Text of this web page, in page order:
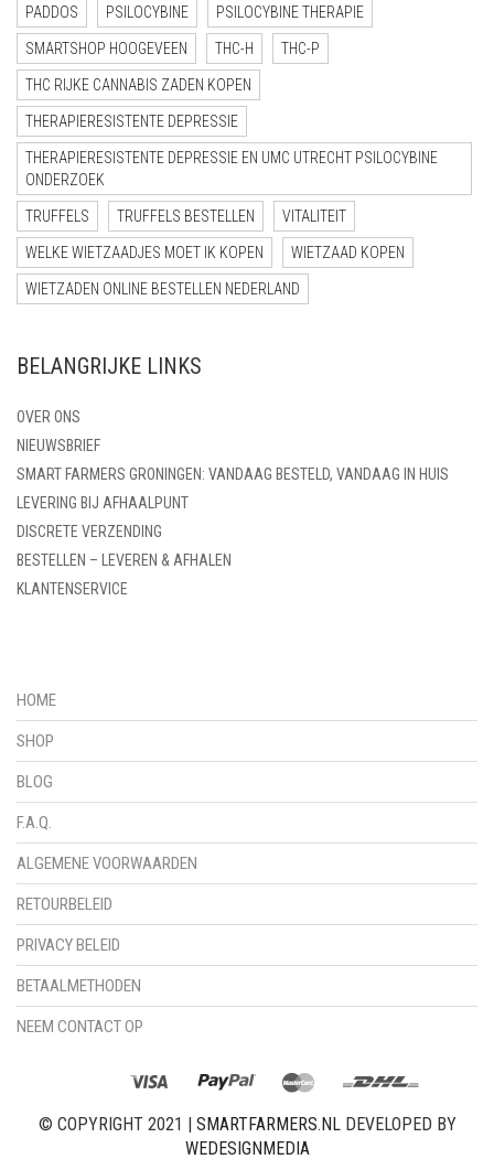
PADDOS PSILOCYBINE PSILOCYBINE THERAPIE
SMARTSHOP HOOGEVEEN THC-H THC-P
THC RIJKE CANNABIS ZADEN KOPEN
THERAPIERESISTENTE DEPRESSIE
THERAPIERESISTENTE DEPRESSIE EN UMC UTRECHT PSILOCYBINE
ONDERZOEK
TRUFFELS TRUFFELS BESTELLEN VITALITEIT
WELKE WIETZAADJES MOET IK KOPEN WIETZAAD KOPEN
WIETZADEN ONLINE BESTELLEN NEDERLAND
BELANGRIJKE LINKS
OVER ONS
NIEUWSBRIEF
SMART FARMERS GRONINGEN: VANDAAG BESTELD, VANDAAG IN HUIS
LEVERING BIJ AFHAALPUNT
DISCRETE VERZENDING
BESTELLEN – LEVEREN & AFHALEN
KLANTENSERVICE
HOME
SHOP
BLOG
F.A.Q.
ALGEMENE VOORWAARDEN
RETOURBELEID
PRIVACY BELEID
BETAALMETHODEN
NEEM CONTACT OP
© COPYRIGHT 2021 | SMARTFARMERS.NLDEVELOPED BY
WEDESIGNMEDIA